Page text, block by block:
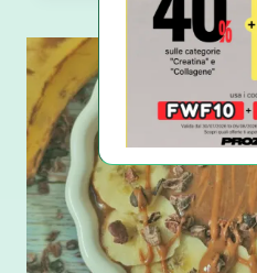
PREPARARE
BUDINO
SEMI
CHIA